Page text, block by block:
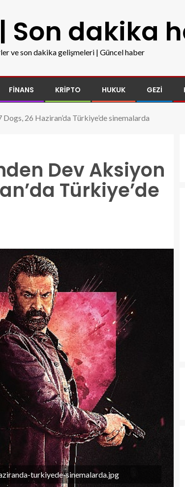
Son dakika
ve son dakika gelişmeleri | Güncel haber
FINANS KRIPTO HUKUK GEZI
26 Haziran’da Türkiye’de sinemalarda
Dev Aksiyon
Türkiye’de
turkiyede-sinemalarda.jpg